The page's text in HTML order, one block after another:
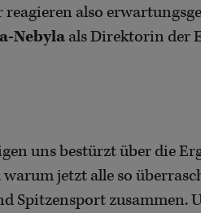
also
Nebyla als Direktorin der
uns bestürzt über die
jetzt alle so
Spitzensport zusammen.